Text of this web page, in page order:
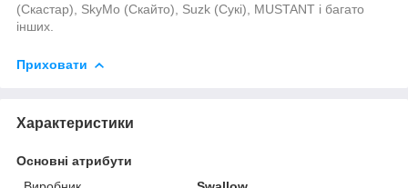
(Скастар), SkyMo (Скайто), Suzk (Сукі), MUSTANT і багато
інших.
Приховати
Характеристики
Основні атрибути